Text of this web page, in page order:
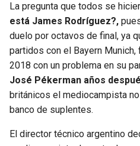
La pregunta que todos se
está James Rodríguez?,
duelo por octavos de final, ya
partidos con el Bayern
2018 con un problema en su
José Pékerman años
británicos el mediocampista
banco de suplentes.
El director técnico argentino